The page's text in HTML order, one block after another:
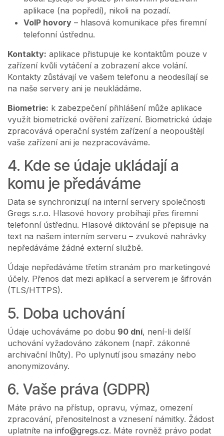
aplikace (na popředí), nikoli na pozadí.
VoIP hovory – hlasová komunikace přes firemní
telefonní ústřednu.
Kontakty: aplikace přistupuje ke kontaktům pouze v
zařízení kvůli vytáčení a zobrazení akce volání.
Kontakty zůstávají ve vašem telefonu a neodesílají se
na naše servery ani je neukládáme.
Biometrie: k zabezpečení přihlášení může aplikace
využít biometrické ověření zařízení. Biometrické údaje
zpracovává operační systém zařízení a neopouštějí
vaše zařízení ani je nezpracováváme.
4. Kde se údaje ukládají a
komu je předáváme
Data se synchronizují na interní servery společnosti
Gregs s.r.o. Hlasové hovory probíhají přes firemní
telefonní ústřednu. Hlasové diktování se přepisuje na
text na našem interním serveru – zvukové nahrávky
nepředáváme žádné externí službě.
Údaje nepředáváme třetím stranám pro marketingové
účely. Přenos dat mezi aplikací a serverem je šifrován
(TLS/HTTPS).
5. Doba uchování
Údaje uchováváme po dobu 90 dní, není-li delší
uchování vyžadováno zákonem (např. zákonné
archivační lhůty). Po uplynutí jsou smazány nebo
anonymizovány.
6. Vaše práva (GDPR)
Máte právo na přístup, opravu, výmaz, omezení
zpracování, přenositelnost a vznesení námitky. Žádost
uplatníte na info@gregs.cz. Máte rovněž právo podat